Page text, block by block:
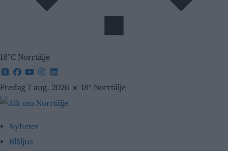
18°C Norrtälje
Fredag 7 aug. 2026 ☀️ 18° Norrtälje
Nyheter
Blåljus